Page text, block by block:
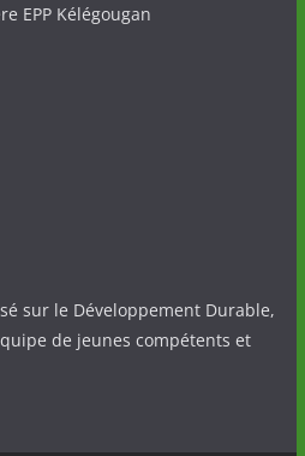
EPP Kélégougan
sur le Développement Durable,
de jeunes compétents et